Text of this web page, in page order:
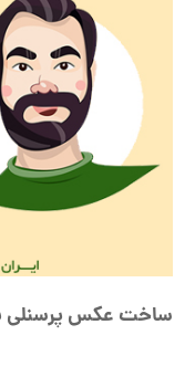
ساخت عکس پرسنلی با